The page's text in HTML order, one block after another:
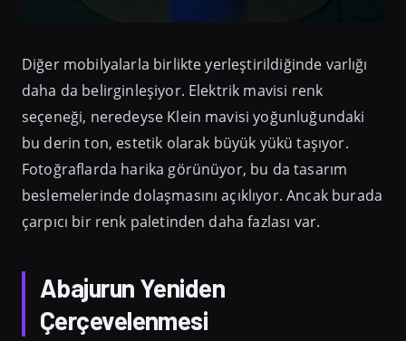
Diğer mobilyalarla birlikte yerleştirildiğinde varlığı
daha da belirginleşiyor. Elektrik mavisi renk
seçeneği, neredeyse Klein mavisi yoğunluğundaki
bu derin ton, estetik olarak büyük yükü taşıyor.
Fotoğraflarda harika görünüyor, bu da tasarım
beslemelerinde dolaşmasını açıklıyor. Ancak burada
çarpıcı bir renk paletinden daha fazlası var.
Abajurun Yeniden
Çerçevelenmesi